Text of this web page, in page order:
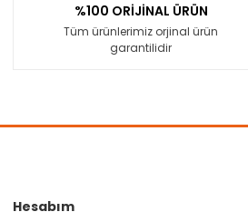
%100 ORİJİNAL ÜRÜN
Tüm ürünlerimiz orjinal ürün
garantilidir
Hesabım